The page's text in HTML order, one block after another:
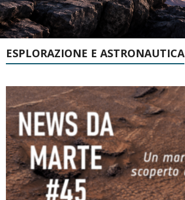
ESPLORAZIONE E ASTRONAUTICA